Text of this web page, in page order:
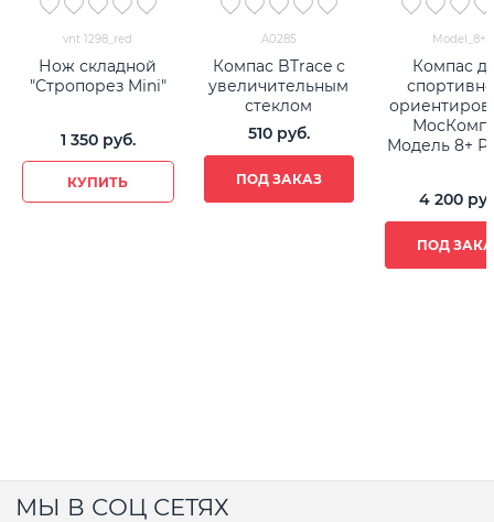
vnt 1298_red
Нож складной
"Стропорез Mini"
1 350 руб.
КУПИТЬ
A0285
Компас BTrace с
увеличительным
стеклом
510 руб.
ПОД ЗАКАЗ
Model_8+
Компас
Модель 8+
4 200
ПОД
МЫ В СОЦ СЕТЯХ